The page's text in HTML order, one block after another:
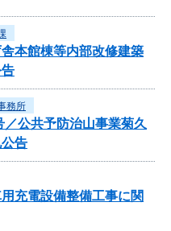
本館棟等内部改修建築
務所
／公共予防治山事業菊久
告
充電設備整備工事に関